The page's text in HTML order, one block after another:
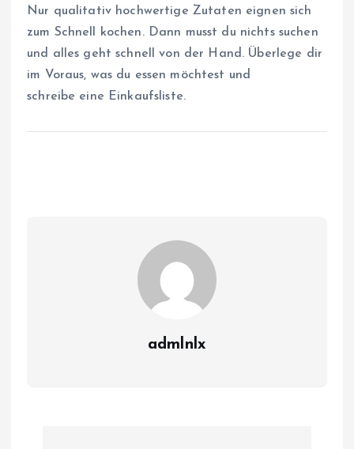
Nur qualitativ hochwertige Zutaten eignen sich
zum Schnell kochen. Dann musst du nichts suchen
und alles geht schnell von der Hand. Überlege dir
im Voraus, was du essen möchtest und
schreibe eine Einkaufsliste.
admlnlx